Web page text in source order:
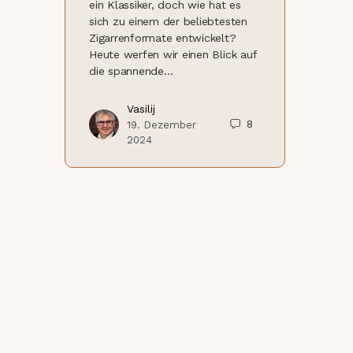
ein Klassiker, doch wie hat es
sich zu einem der beliebtesten
Zigarrenformate entwickelt?
Heute werfen wir einen Blick auf
die spannende…
Vasilij
19. Dezember
2024
8